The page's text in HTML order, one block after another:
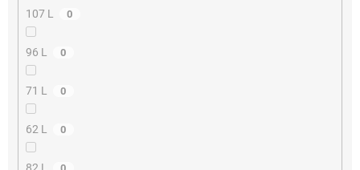
107 L 0
96 L 0
71 L 0
62 L 0